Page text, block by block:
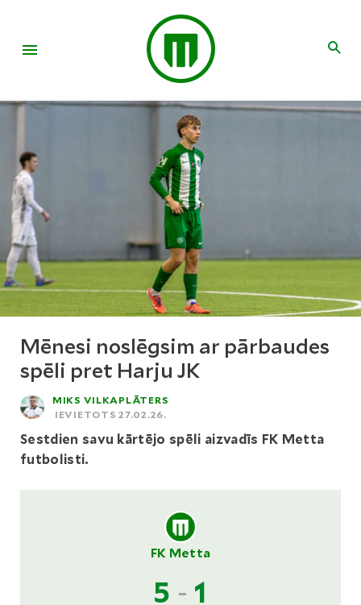
Mēnesi noslēgsim ar pārbaudes
spēli pret Harju JK
MIKS VILKAPLĀTERS
IEVIETOTS 27.02.26.
Sestdien savu kārtējo spēli aizvadīs FK Metta
futbolisti.
FK Metta
5 - 1